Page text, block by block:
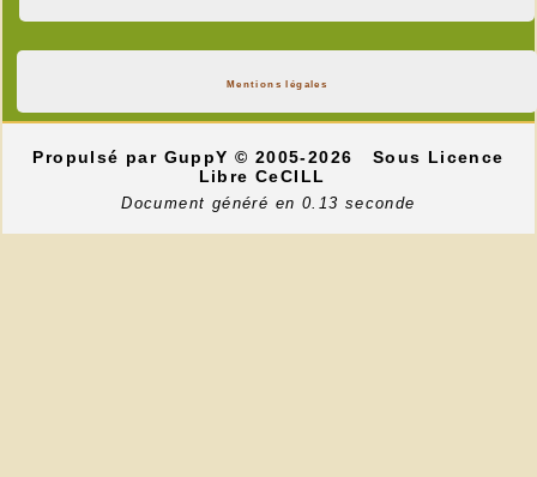
Mentions légales
Propulsé par GuppY© 2005-2026
Sous Licence
Libre CeCILL
Document généré en 0.13 seconde